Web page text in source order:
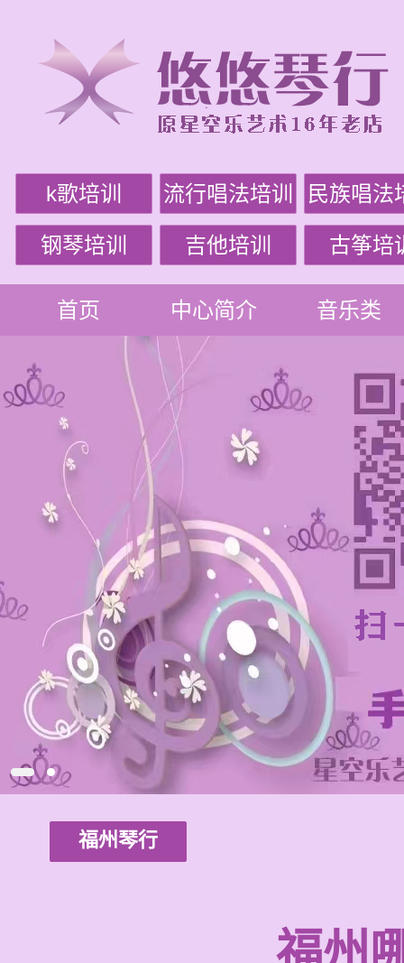
k歌培训 流行唱法培训 民族唱法
钢琴培训 吉他培训 古筝培
首页 中心简介 音乐类
福州琴行
福州